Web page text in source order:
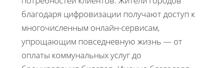
благодаря цифровизации получают доступ к
многочисленным онлайн-сервисам,
упрощающим повседневную жизнь — от
оплаты коммунальных услуг до